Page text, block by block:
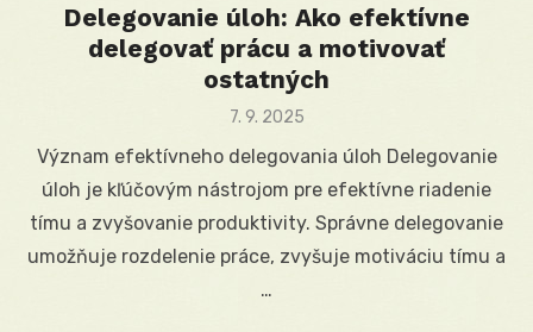
Delegovanie úloh: Ako efektívne
delegovať prácu a motivovať
ostatných
Posted
7. 9. 2025
Význam efektívneho delegovania úloh Delegovanie
úloh je kľúčovým nástrojom pre efektívne riadenie
tímu a zvyšovanie produktivity. Správne delegovanie
umožňuje rozdelenie práce, zvyšuje motiváciu tímu a
…